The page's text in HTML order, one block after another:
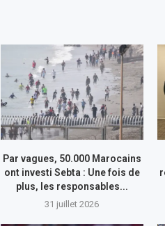
Par vagues, 50.000 Marocains
ont investi Sebta : Une fois de
plus, les responsables...
31 juillet 2026